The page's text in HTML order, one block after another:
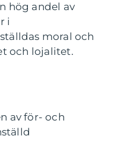
hög andel av
i
moral och
och lojalitet.
av för- och